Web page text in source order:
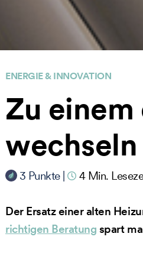
ENERGIE & INNOVATION
Zu
wechseln
3 Punkte | 4 Min.
Der Ersatz einer alten
richtigen Beratung spart